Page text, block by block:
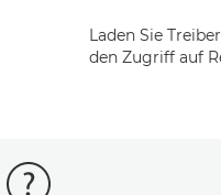
Laden Sie
den Zugriff auf